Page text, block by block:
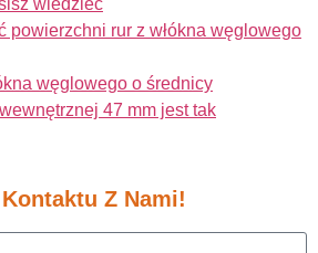
powierzchni rur z włókna węglowego
węglowego o średnicy
47 mm jest tak
Z Nami!